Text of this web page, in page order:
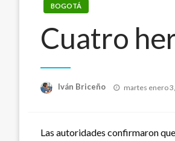
BOGOTÁ
Cuatro
Iván Briceño
Publicado
martes enero
Las autoridades confirmaron